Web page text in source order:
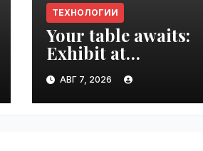
ТЕХНОЛОГИИ
Your table awaits:
Exhibit at
TechCrunch Disrupt
2026 to be seen by
thousands |
АВГ 7, 2026